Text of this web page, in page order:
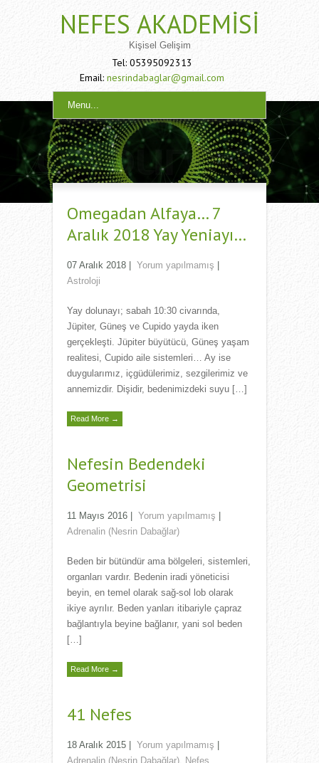
NEFES AKADEMISI
Kişisel Gelişim
Tel: 05395092313
Email: nesrindabaglar@gmail.com
Menu...
Omegadan Alfaya… 7
Aralık 2018 Yay Yeniayı…
07 Aralık 2018 Yorum yapılmamış
Astroloji
Yay dolunayı; sabah 10:30 civarında,
Jüpiter, Güneş ve Cupido yayda iken
gerçekleşti. Jüpiter büyütücü, Güneş yaşam
realitesi, Cupido aile sistemleri… Ay ise
duygularımız, içgüdülerimiz, sezgilerimiz ve
annemizdir. Dişidir, bedenimizdeki suyu […]
Read More →
Nefesin Bedendeki
Geometrisi
11 Mayıs 2016 Yorum yapılmamış
Adrenalin (Nesrin Dabağlar)
Beden bir bütündür ama bölgeleri, sistemleri,
organları vardır. Bedenin iradi yöneticisi
beyin, en temel olarak sağ-sol lob olarak
ikiye ayrılır. Beden yanları itibariyle çapraz
bağlantıyla beyine bağlanır, yani sol beden
[…]
Read More →
41 Nefes
18 Aralık 2015 Yorum yapılmamış
Adrenalin (Nesrin Dabağlar), Nefes